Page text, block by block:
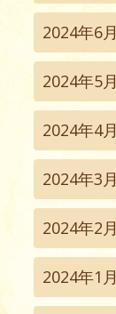
2024年6月
2024年5月
2024年4月
2024年3月
2024年2月
2024年1月